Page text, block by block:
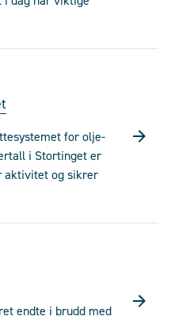
for olje-
i Stortinget er
aktivitet og sikrer
endte i brudd med